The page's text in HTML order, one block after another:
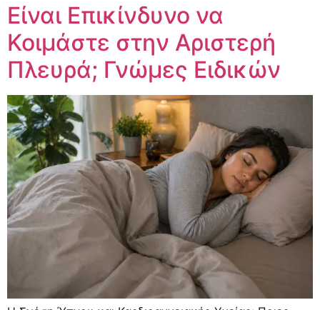
Είναι Επικίνδυνο να
Κοιμάστε στην Αριστερή
Πλευρά; Γνώμες Ειδικών